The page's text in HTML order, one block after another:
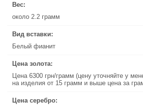
Вес:
около 2.2 грамм
Вид вставки:
Белый фианит
Цена золота:
Цена 6300 грн/грамм (цену уточняйте у
на изделия от 15 грамм и выше цена за
Цена серебро:
Цена 6300 грн/грамм (цену уточняйте у
на изделия от 15 грамм и выше